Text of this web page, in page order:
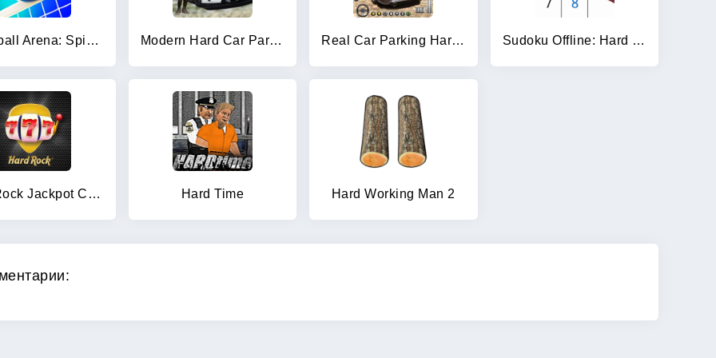
Volleyball Arena: Spike Hard Modern Hard Car Parking Games Real Car Parking Hard Car Game Sudoku Offline: Hard Puzzles
Hard Rock Jackpot Casino Hard Time Hard Working Man 2